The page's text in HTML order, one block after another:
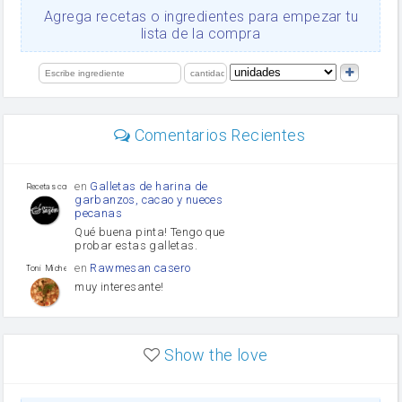
Ajos
salsa de soja
limón
Agrega recetas o ingredientes para empezar tu
lista de la compra
Comentarios Recientes
Recetas con sazon
en Galletas de harina de
garbanzos, cacao y nueces
pecanas
Qué buena pinta! Tengo que
probar estas galletas.
Toni Michel Caubet
en Rawmesan casero
muy interesante!
enLasaña casera fácil y
Show the love